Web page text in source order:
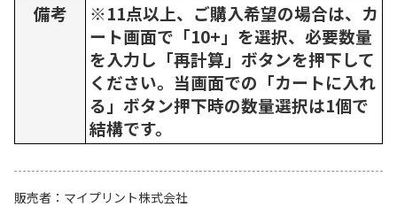
備考
※11点以上、ご購入希望の場合は、カ
ート画面で「10+」を選択、必要数量
を入力し「再計算」ボタンを押下して
ください。当画面での「カートに入れ
る」ボタン押下時の数量選択は1個で
結構です。
販売者
マイプリント株式会社